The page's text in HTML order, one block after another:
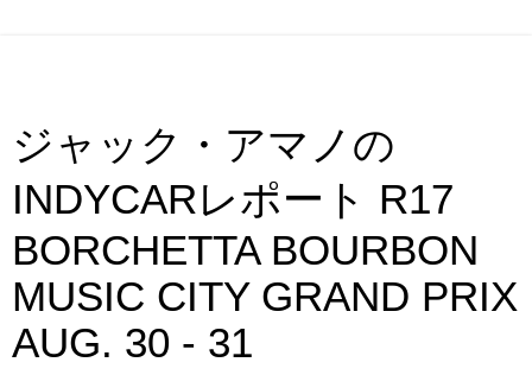
ジャック・アマノの
INDYCARレポート R17
BORCHETTA BOURBON
MUSIC CITY GRAND PRIX
AUG. 30 - 31